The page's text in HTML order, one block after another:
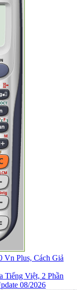
Vn Plus, Cách Giả
Tiếng Việt, 2 Phần
08/2026